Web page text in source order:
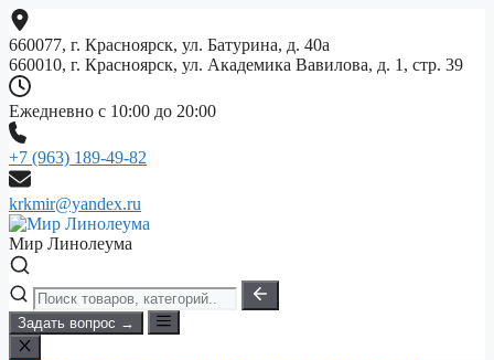
Перейти
к
содержимому
660077, г. Красноярск, ул. Батурина, д. 40а
660010, г. Красноярск, ул. Академика Вавилова, д. 1, стр. 39
Ежедневно с 10:00 до 20:00
+7 (963) 189-49-82
krkmir@yandex.ru
Мир Линолеума
Задать вопрос →